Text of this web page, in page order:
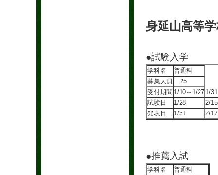
身延山高等
●試験入学
学科名
普通科
募集人員
25
受付期間 1/10～1/27 1/
試験日
1/28
2/15
発表日
1/31 2/17
●推薦入試
学科名
普通科